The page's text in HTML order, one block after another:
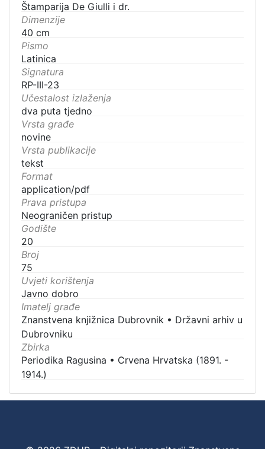
Štamparija De Giulli i dr.
Dimenzije
40 cm
Pismo
Latinica
Signatura
RP-III-23
Učestalost izlaženja
dva puta tjedno
Vrsta građe
novine
Vrsta publikacije
tekst
Format
application/pdf
Prava pristupa
Neograničen pristup
Godište
20
Broj
75
Uvjeti korištenja
Javno dobro
Imatelj građe
Znanstvena knjižnica Dubrovnik • Državni arhiv u
Dubrovniku
Zbirka
Periodika Ragusina • Crvena Hrvatska (1891. -
1914.)